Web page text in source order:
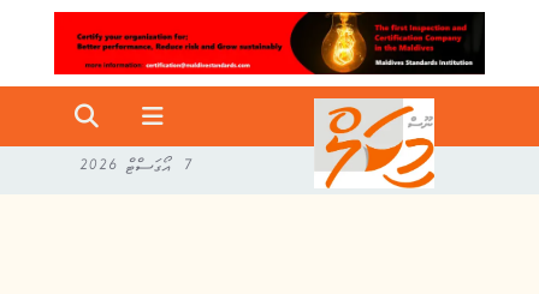
7 އޯގަސްޓް 2026